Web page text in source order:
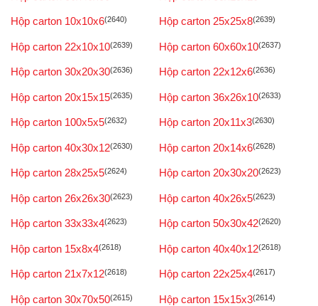
Hộp carton 10x10x6(2640) Hộp carton 25x25x8(2639)
Hộp carton 22x10x10(2639) Hộp carton 60x60x10(2637)
Hộp carton 30x20x30(2636) Hộp carton 22x12x6(2636)
Hộp carton 20x15x15(2635) Hộp carton 36x26x10(2633)
Hộp carton 100x5x5(2632) Hộp carton 20x11x3(2630)
Hộp carton 40x30x12(2630) Hộp carton 20x14x6(2628)
Hộp carton 28x25x5(2624) Hộp carton 20x30x20(2623)
Hộp carton 26x26x30(2623) Hộp carton 40x26x5(2623)
Hộp carton 33x33x4(2623) Hộp carton 50x30x42(2620)
Hộp carton 15x8x4(2618) Hộp carton 40x40x12(2618)
Hộp carton 21x7x12(2618) Hộp carton 22x25x4(2617)
Hộp carton 30x70x50(2615) Hộp carton 15x15x3(2614)